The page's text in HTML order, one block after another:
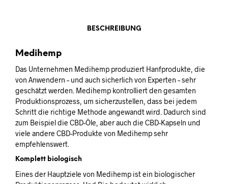
BESCHREIBUNG
Medihemp
Das Unternehmen Medihemp produziert Hanfprodukte, die
von Anwendern – und auch sicherlich von Experten – sehr
geschätzt werden. Medihemp kontrolliert den gesamten
Produktionsprozess, um sicherzustellen, dass bei jedem
Schritt die richtige Methode angewandt wird. Dadurch sind
zum Beispiel die CBD-Öle, aber auch die CBD-Kapseln und
viele andere CBD-Produkte von Medihemp sehr
empfehlenswert.
Komplett biologisch
Eines der Hauptziele von Medihemp ist ein biologischer